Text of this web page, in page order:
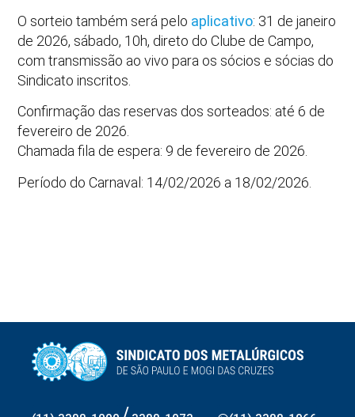
O sorteio também será pelo aplicativo: 31 de janeiro
de 2026, sábado, 10h, direto do Clube de Campo,
com transmissão ao vivo para os sócios e sócias do
Sindicato inscritos.
Confirmação das reservas dos sorteados: até 6 de
fevereiro de 2026.
Chamada fila de espera: 9 de fevereiro de 2026.
Período do Carnaval: 14/02/2026 a 18/02/2026.
/